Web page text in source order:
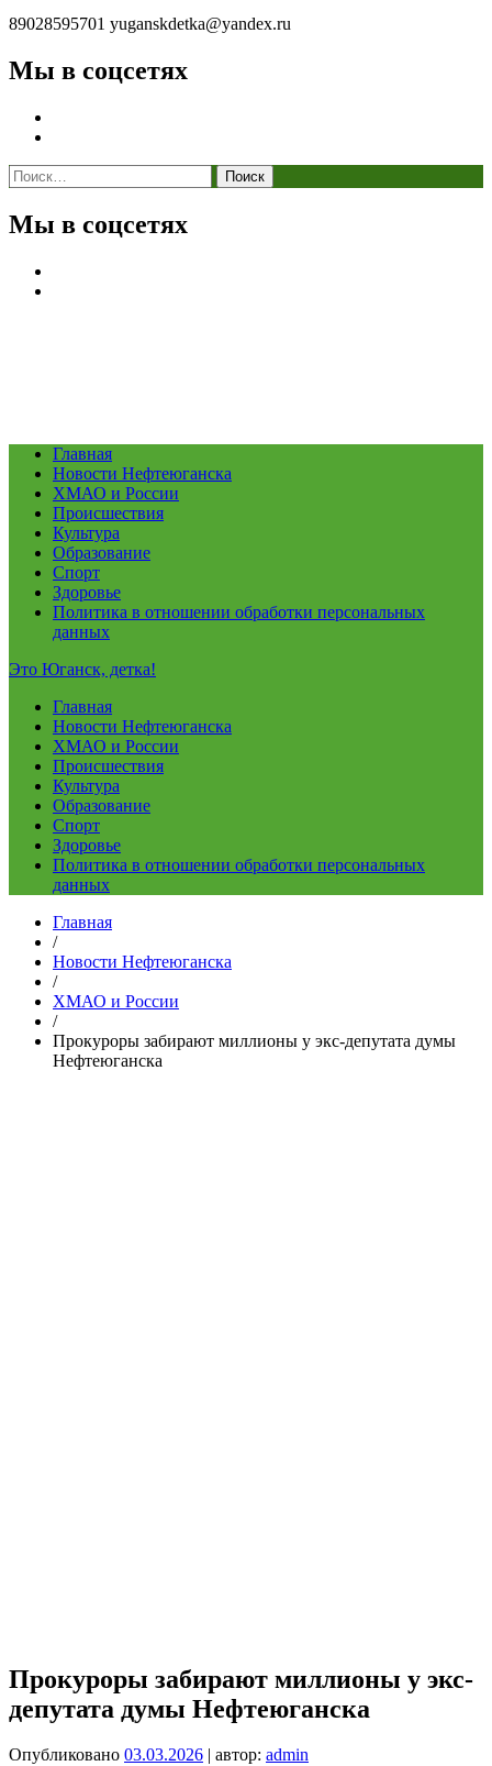
89028595701 yuganskdetka@yandex.ru
Мы в соцсетях
Найти:
Мы в соцсетях
Главная
Новости Нефтеюганска
ХМАО и России
Происшествия
Культура
Образование
Спорт
Здоровье
Политика в отношении обработки персональных
данных
Это Юганск, детка!
Главная
Новости Нефтеюганска
ХМАО и России
Происшествия
Культура
Образование
Спорт
Здоровье
Политика в отношении обработки персональных
данных
Главная
/
Новости Нефтеюганска
/
ХМАО и России
/
Прокуроры забирают миллионы у экс-депутата думы
Нефтеюганска
Прокуроры забирают миллионы у экс-
депутата думы Нефтеюганска
Опубликовано 03.03.2026 | автор: admin